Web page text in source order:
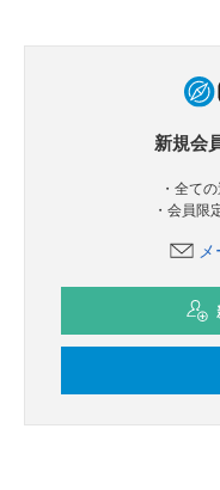
新規会
・全て
・会員限